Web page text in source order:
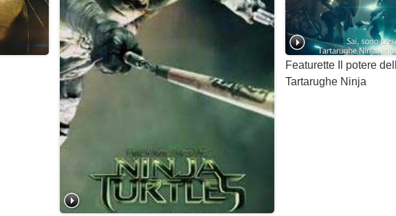
Featurette Il potere
Tartarughe Ninja